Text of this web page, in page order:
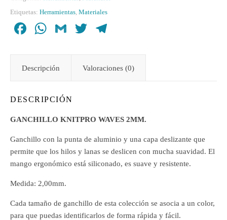
Etiquetas: Herramientas, Materiales
Facebook
WhatsApp
GmailTwitter
Descripción Valoraciones (0)
DESCRIPCIÓN
GANCHILLO KNITPRO WAVES 2MM.
Ganchillo con la punta de aluminio y una capa deslizante que
permite que los hilos y lanas se deslicen con mucha suavidad. El
mango ergonómico está siliconado, es suave y resistente.
Medida: 2,00mm.
Cada tamaño de ganchillo de esta colección se asocia a un color,
para que puedas identificarlos de forma rápida y fácil.